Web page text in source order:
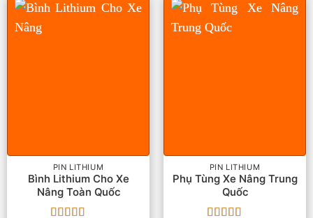
PIN LITHIUM
Bình Lithium Cho Xe
Nâng Toàn Quốc
PIN LITHIUM
Phụ Tùng Xe Nâng Trung
Quốc